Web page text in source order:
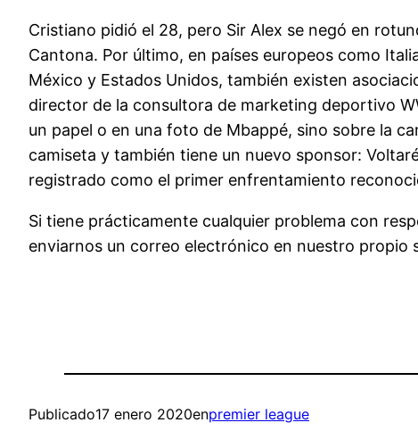
Cristiano pidió el 28, pero Sir Alex se negó en
Cantona. Por último, en países europeos como
México y Estados Unidos, también existen
director de la consultora de marketing deportivo
un papel o en una foto de Mbappé, sino sobre la
camiseta y también tiene un nuevo sponsor:
registrado como el primer enfrentamiento
Si tiene prácticamente cualquier problema con
enviarnos un correo electrónico en nuestro propio
Publicado17 enero 2020enpremier league